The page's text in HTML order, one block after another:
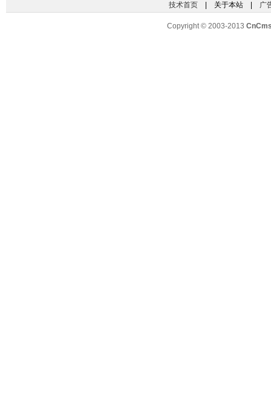
技术首页| 关于本站 | 广
Copyright © 2003-2013